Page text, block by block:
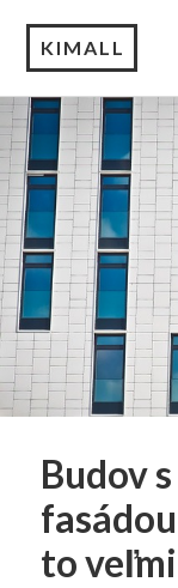
KIMALL
Budov
to